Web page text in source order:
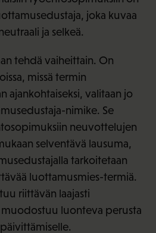
joka kuvaa
ja selkeä.
tehdä vaiheittain. On
missä termin
ajankohtaiseksi, valitaan jo
nimike. Se
neuvottelujen
selventävä lausuma,
tarkoitetaan
luottamusmies-termiä.
riittävän laajasti
luonteva perusta